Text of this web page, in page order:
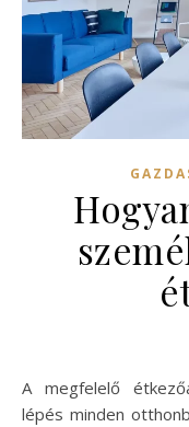
A megfelelő étkezőasztal kiválasztása kulcsfontosságú
lépés minden